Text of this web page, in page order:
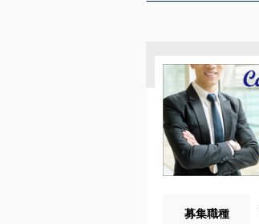
募集職種